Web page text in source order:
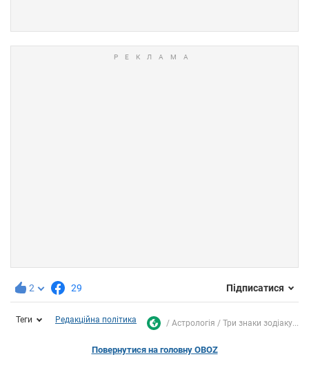
2 29 Підписатися
Теги Редакційна політика Астрологія Три знаки зодіаку...
Повернутися на головну OBOZ